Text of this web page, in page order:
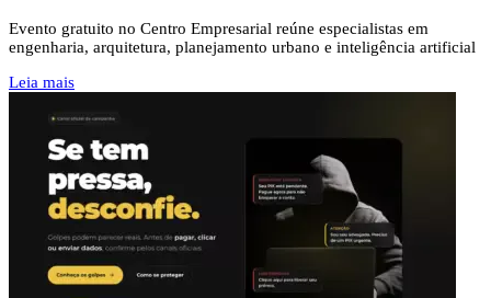
Evento gratuito no Centro Empresarial reúne especialistas em
engenharia, arquitetura, planejamento urbano e inteligência artificial
Leia mais